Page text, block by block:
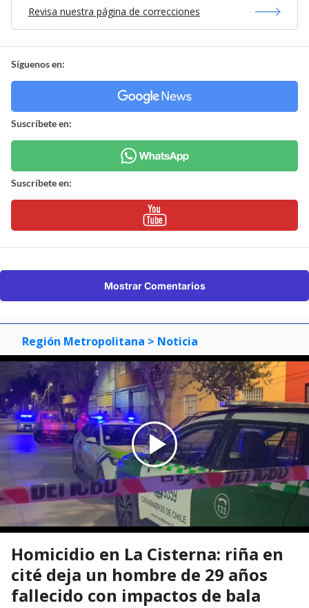
Revisa nuestra página de correcciones
Síguenos en:
Suscríbete en:
Suscríbete en:
Mostrar Comentarios
Región Metropolitana > Noticia
Homicidio en La Cisterna: riña en
cité deja un hombre de 29 años
fallecido con impactos de bala